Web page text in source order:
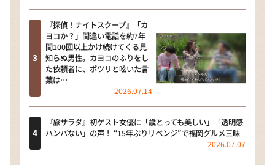
『探偵！ナイトスクープ』「カ
ヨコか？」間違い電話を約7年
間100回以上かけ続けてくる見
知らぬ男性。カヨコのふりをし
た依頼者に、ポツリと呟いた言
葉は…
2026.07.14
『旅サラダ』初ゲスト女優に「歳とっても美しい」「透明感
ハンパない」の声！ “15年ぶりリベンジ”で福岡グルメ三昧
2026.07.07